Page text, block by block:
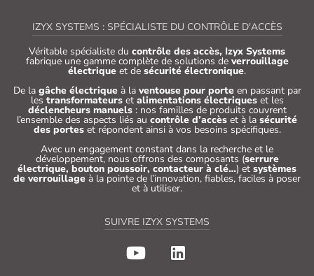
IZYX SYSTEMS : SPÉCIALISTE DU CONTRÔLE D'ACCÈS
Véritable spécialiste du contrôle des accès, Izyx Systems
fabrique une gamme complète de solutions de verrouillage
électrique et de sécurité électronique.
De la gâche électriqueà la ventouse pour porteen passant par
les transformateurset alimentations électriqueset les
déclencheurs manuels: nos familles de produits couvrent
l’ensemble des aspects liés au contrôle d’accès et à la sécurité
des porteset répondent ainsi à vos besoins spécifiques.
Avec un engagement constant dans la recherche et le
développement, nous offrons des composants (serrure
électrique, bouton poussoir, contacteur à clé…) et systèmes
de verrouillage à la pointe de l’innovation, fiables, faciles à poser
et à utiliser.
SUIVRE IZYX SYSTEMS